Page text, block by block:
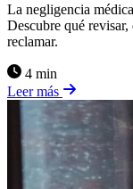
La negligencia
Descubre qué
reclamar.
4 min
Leer más